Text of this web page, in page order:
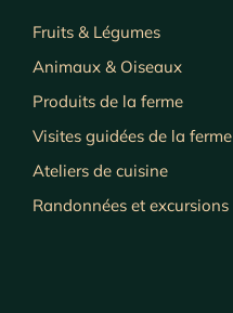
Fruits & Légumes
Animaux & Oiseaux
Produits de la ferme
Visites guidées de la ferme
Ateliers de cuisine
Randonnées et excursions